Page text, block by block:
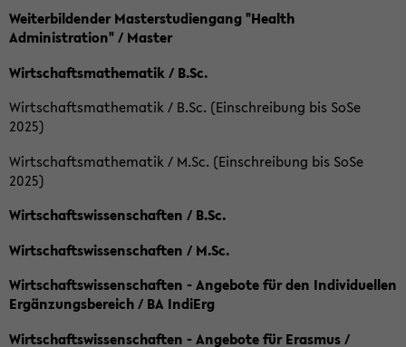
Weiterbildender Masterstudiengang "Health
Administration" / Master
Wirtschaftsmathematik / B.Sc.
Wirtschaftsmathematik / B.Sc. (Einschreibung bis SoSe
2025)
Wirtschaftsmathematik / M.Sc. (Einschreibung bis SoSe
2025)
Wirtschaftswissenschaften / B.Sc.
Wirtschaftswissenschaften / M.Sc.
Wirtschaftswissenschaften - Angebote für den Individuellen
Ergänzungsbereich / BA IndiErg
Wirtschaftswissenschaften - Angebote für Erasmus /